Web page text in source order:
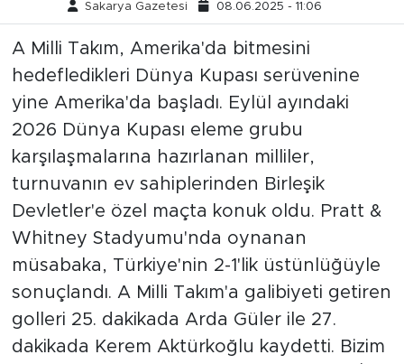
Sakarya Gazetesi 08.06.2025 - 11:06
A Milli Takım, Amerika'da bitmesini
hedefledikleri Dünya Kupası serüvenine
yine Amerika'da başladı. Eylül ayındaki
2026 Dünya Kupası eleme grubu
karşılaşmalarına hazırlanan milliler,
turnuvanın ev sahiplerinden Birleşik
Devletler'e özel maçta konuk oldu. Pratt &
Whitney Stadyumu'nda oynanan
müsabaka, Türkiye'nin 2-1'lik üstünlüğüyle
sonuçlandı. A Milli Takım'a galibiyeti getiren
golleri 25. dakikada Arda Güler ile 27.
dakikada Kerem Aktürkoğlu kaydetti. Bizim
Teknoloji
Politika